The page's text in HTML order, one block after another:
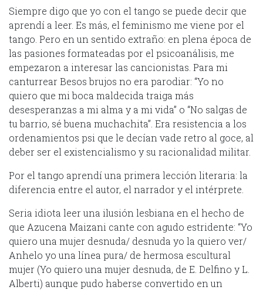
Siempre digo que yo con el tango se puede decir que
aprendí a leer. Es más, el feminismo me viene por el
tango. Pero en un sentido extraño: en plena época de
las pasiones formateadas por el psicoanálisis, me
empezaron a interesar las cancionistas. Para mi
canturrear Besos brujos no era parodiar: “Yo no
quiero que mi boca maldecida traiga más
desesperanzas a mi alma y a mi vida” o “No salgas de
tu barrio, sé buena muchachita”. Era resistencia a los
ordenamientos psi que le decían vade retro al goce, al
deber ser el existencialismo y su racionalidad militar.
Por el tango aprendí una primera lección literaria: la
diferencia entre el autor, el narrador y el intérprete.
Seria idiota leer una ilusión lesbiana en el hecho de
que Azucena Maizani cante con agudo estridente: “Yo
quiero una mujer desnuda/ desnuda yo la quiero ver/
Anhelo yo una línea pura/ de hermosa escultural
mujer (Yo quiero una mujer desnuda, de E. Delfino y L.
Alberti) aunque pudo haberse convertido en un